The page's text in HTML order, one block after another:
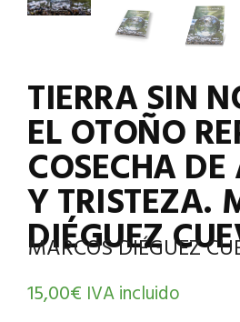
TIERRA SIN
EL OTOÑO
COSECHA
Y TRISTEZA.
DIÉGUEZ
MARCOS DIÉGUEZ
15,00€ IVA incluido